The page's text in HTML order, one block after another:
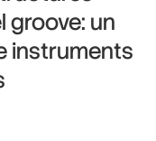
groove: un
instruments